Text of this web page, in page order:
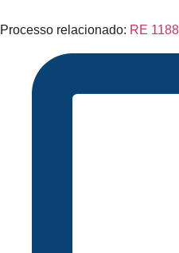
Processo relacionado: RE